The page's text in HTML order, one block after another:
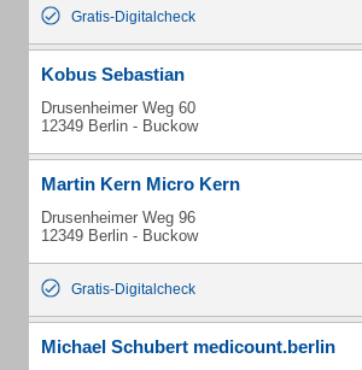
Gratis-Digitalcheck
Kobus Sebastian
Drusenheimer Weg 60
12349 Berlin - Buckow
Martin Kern Micro Kern
Drusenheimer Weg 96
12349 Berlin - Buckow
Gratis-Digitalcheck
Michael Schubert medicount.berlin